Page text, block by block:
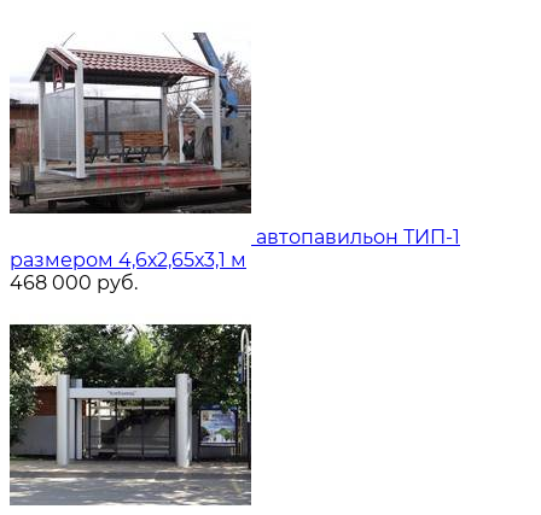
автопавильон ТИП-1
размером 4,6х2,65х3,1 м
468 000 руб.